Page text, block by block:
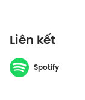
region, he
drives long-
Vietnam’s
Liên kết
Spotify